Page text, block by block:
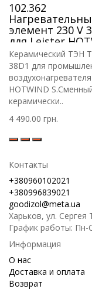
102.362
элемент 230 V
для Leister
S
Керамический ТЭН
38D1 для
HOTWIND
керамически..
4 490.00 грн.
Контакты
+380960102021
+380996839021
goodizol@meta.ua
Харьков, ул. Сергея
График работы: Пн-
Информация
О нас
Доставка и оплата
Возврат